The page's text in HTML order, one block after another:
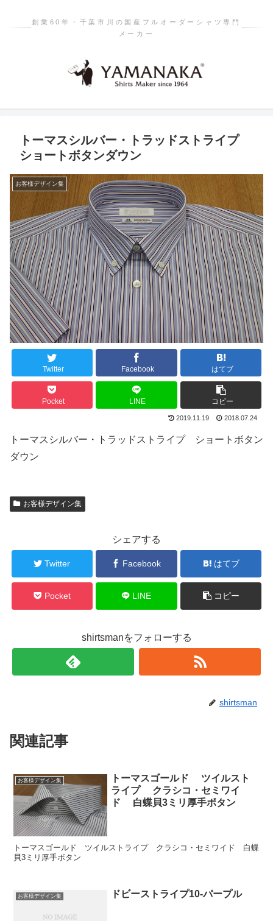
創業60年・千葉市川の国産フルオーダーシャツ専門
メーカー
トーマスシルバー・トラッドストライプ
ショートボタンダウン
お客様デザイン集
Twitter Facebook はてブ
Pocket LINE コピー
2019.11.19 2018.07.24
トーマスシルバー・トラッドストライプ ショートボタン
ダウン
お客様デザイン集
シェアする
Twitter Facebook はてブ
Pocket LINE コピー
shirtsmanをフォローする
shirtsman
関連記事
お客様デザイン集
トーマスゴールド ツイルスト
ライプ クラシコ・セミワイ
ド 白蝶貝3ミリ厚手ボタン
トーマスゴールド ツイルストライプ クラシコ・セミワイド 白蝶
貝3ミリ厚手ボタン
お客様デザイン集 ドビーストライプ10‐パープル